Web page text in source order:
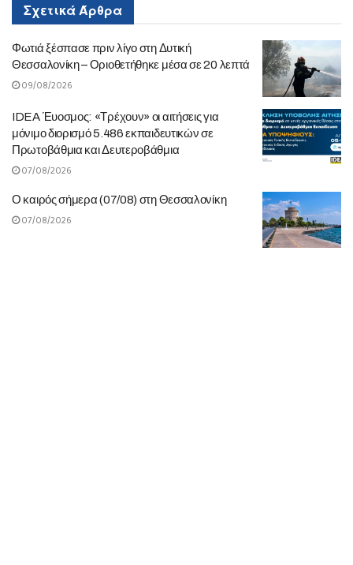
ΣχετικάΆρθρα
Φωτιά ξέσπασε πριν λίγο στη Δυτική
Θεσσαλονίκη – Οριοθετήθηκε μέσα σε 20 λεπτά
09/08/2026
IDEA Έυοσμος: «Τρέχουν» οι αιτήσεις για
μόνιμο διορισμό 5.486 εκπαιδευτικών σε
Πρωτοβάθμια και Δευτεροβάθμια
07/08/2026
Ο καιρός σήμερα (07/08) στη Θεσσαλονίκη
07/08/2026